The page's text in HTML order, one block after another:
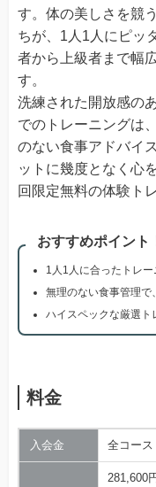
す。体の美しさを競
ちが、1人1人にピッ
者から上級者まで幅
す。
洗練された開放感の
でのトレーニングは
のない食事アドバイ
ットに幾度となく心
回限定無料の体験ト
おすすめポイント
1人1人に合ったトレ
無理のない食事管理で
ハイスペックな厳選ト
料金
入会金 全コー
281,600